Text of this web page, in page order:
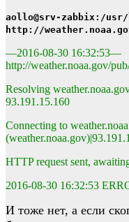
aollo@srv-zabbix:/
http://
—2016-08-30 16:32:53—
http://weather.noaa.gov/
Resolving
93.191.15.160
Connecting to
HTTP request sent,
2016-08-30 16:32:53
И тоже нет, а если